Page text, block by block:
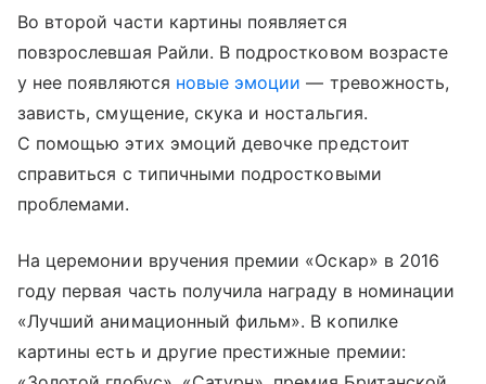
Во второй части картины появляется
повзрослевшая Райли. В подростковом возрасте
у нее появляются новые эмоции — тревожность,
зависть, смущение, скука и ностальгия.
С помощью этих эмоций девочке предстоит
справиться с типичными подростковыми
проблемами.
На церемонии вручения премии «Оскар» в 2016
году первая часть получила награду в номинации
«Лучший анимационный фильм». В копилке
картины есть и другие престижные премии: